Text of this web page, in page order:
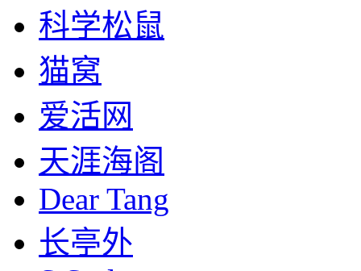
科学松鼠
猫窝
爱活网
天涯海阁
Dear Tang
长亭外